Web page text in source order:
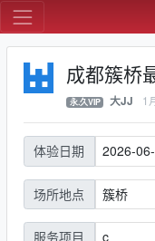
成都簇桥
永.久VIP 大JJ 1
体验日期 2026-
场所地点 簇桥
服务项目 c